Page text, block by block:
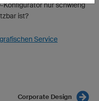
Konfigurator nur schwierig
ist?
grafischen Service
Corporate Design